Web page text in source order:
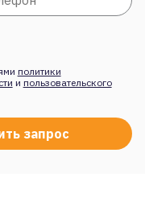
политики
и пользовательского